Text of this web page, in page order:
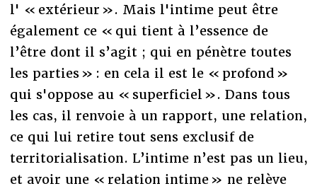
l' « extérieur ». Mais l'intime peut être
également ce « qui tient à l’essence de
l’être dont il s’agit ; qui en pénètre toutes
les parties » : en cela il est le « profond »
qui s'oppose au « superficiel ». Dans tous
les cas, il renvoie à un rapport, une relation,
ce qui lui retire tout sens exclusif de
territorialisation. L’intime n’est pas un lieu,
et avoir une « relation intime » ne relève